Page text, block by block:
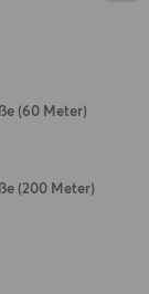
(60 Meter)
(200 Meter)